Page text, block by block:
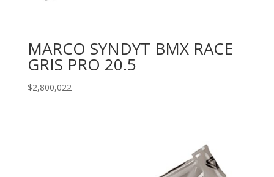
MARCO SYNDYT BMX RACE
GRIS PRO 20.5
$2,800,022